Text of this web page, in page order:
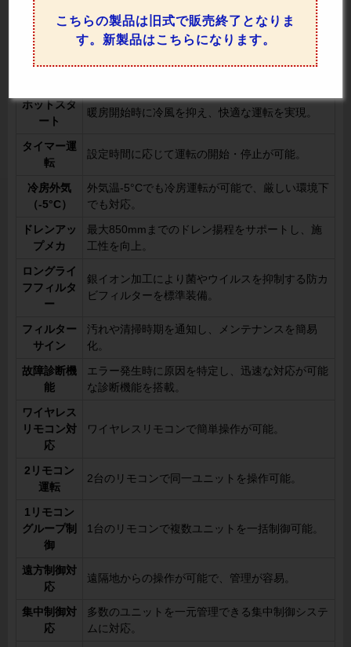
風量調整4
段階
風量を4段階（「H急」「急」「強」「弱」）に
調整可能で、快適な空調を実現。
ドライ
ホットスタ
ート
暖房開始時に冷風を抑え、快適な運転を実現。
タイマー運
転
設定時間に応じて運転の開始・停止が可能。
冷房外気
（-5°C）
外気温-5°Cでも冷房運転が可能で、厳しい環境下
でも対応。
ドレンアッ
プメカ
最大850mmまでのドレン揚程をサポートし、施
工性を向上。
ロングライ
フフィルタ
ー
銀イオン加工により菌やウイルスを抑制する防カ
ビフィルターを標準装備。
フィルター
サイン
汚れや清掃時期を通知し、メンテナンスを簡易
化。
故障診断機
能
エラー発生時に原因を特定し、迅速な対応が可能
な診断機能を搭載。
ワイヤレス
リモコン対
応
ワイヤレスリモコンで簡単操作が可能。
2リモコン
運転
2台のリモコンで同一ユニットを操作可能。
1リモコン
グループ制
御
1台のリモコンで複数ユニットを一括制御可能。
遠方制御対
応
遠隔地からの操作が可能で、管理が容易。
集中制御対
応
多数のユニットを一元管理できる集中制御システ
ムに対応。
こちらの製品は旧式で販売終了となりま
す。新製品はこちらになります。